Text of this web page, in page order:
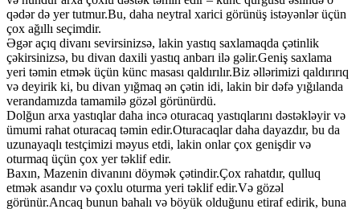
qədər də yer tutmur.Bu, daha neytral xarici görünüş istəyənlər üçün
çox ağıllı seçimdir.
Əgər açıq divanı sevirsinizsə, lakin yastıq saxlamaqda çətinlik
çəkirsinizsə, bu divan daxili yastıq anbarı ilə gəlir.Geniş saxlama
yeri təmin etmək üçün künc masası qaldırılır.Biz əllərimizi qaldırırıq
və deyirik ki, bu divan yığmaq ən çətin idi, lakin bir dəfə yığılanda
verandamızda tamamilə gözəl görünürdü.
Dolğun arxa yastıqlar daha incə oturacaq yastıqlarını dəstəkləyir və
ümumi rahat oturacaq təmin edir.Oturacaqlar daha dayazdır, bu da
uzunayaqlı testçimizi məyus etdi, lakin onlar çox genişdir və
oturmaq üçün çox yer təklif edir.
Baxın, Mazenin divanını döymək çətindir.Çox rahatdır, qulluq
etmək asandır və çoxlu oturma yeri təklif edir.Və gözəl
görünür.Ancaq bunun bahalı və böyük olduğunu etiraf edirik, buna